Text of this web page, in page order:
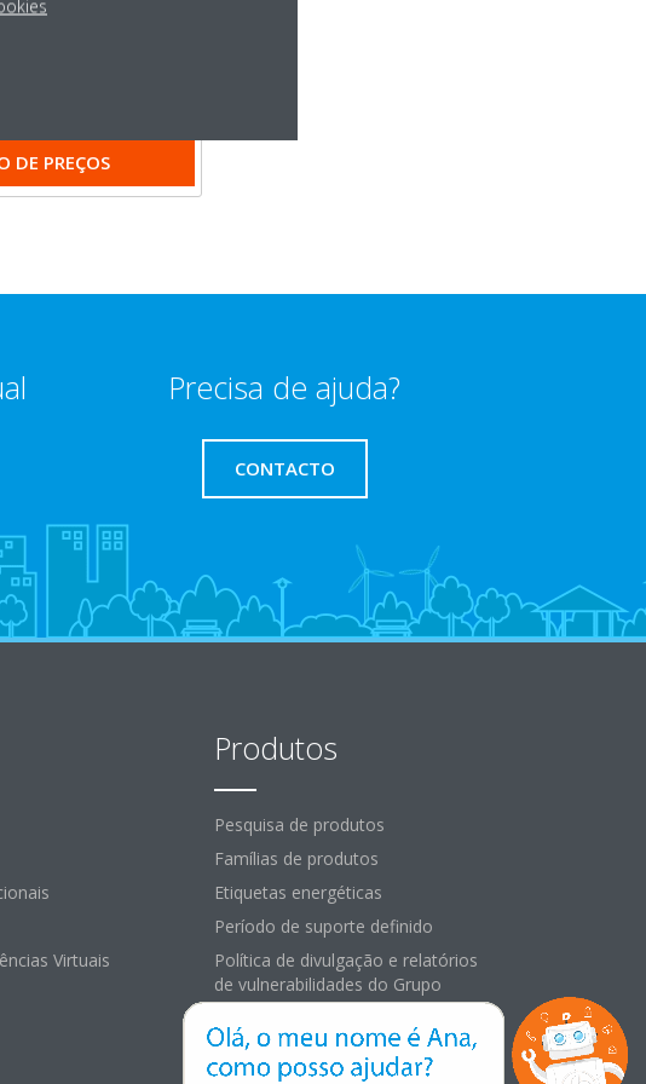
DE PREÇOS
Precisa de ajuda?
CONTACTO
Virtuais
Produtos
Pesquisa de produtos
Famílias de produtos
Etiquetas energéticas
Período de suporte definido
Política de divulgação e relatórios
de vulnerabilidades do Grupo
Daikin Europe